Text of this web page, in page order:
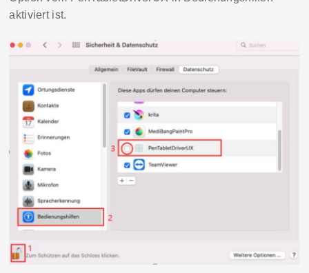
aktiviert ist.